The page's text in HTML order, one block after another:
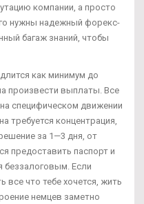
компании, а просто
нужны надежный форекс-
багаж знаний, чтобы
как минимум до
произвести выплаты. Все
специфическом движении
требуется концентрация,
за 1—3 дня, от
предоставить паспорт и
беззалоговым. Если
все что тебе хочется, жить
немцев заметно